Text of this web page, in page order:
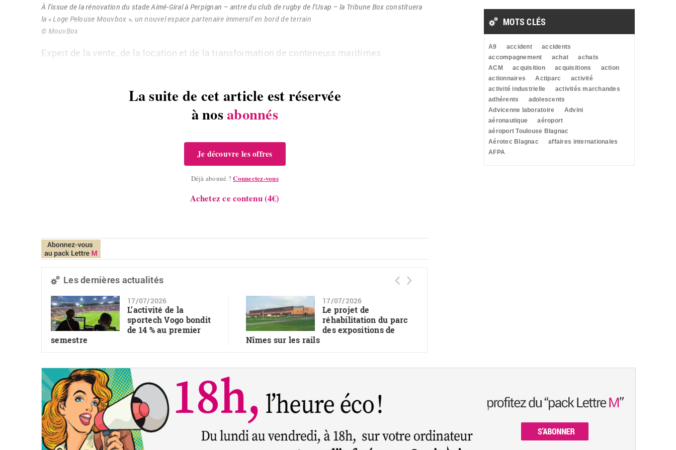
À l’is­sue de la ré­no­va­tion du stade Aimé-Gi­ral à Per­pi­gnan – antre du club de rugby de l’Usap – la Tri­bune Box consti­tuera
la « Loge Pe­louse Mouv­box », un nou­vel es­pace par­te­naire im­mer­sif en bord de ter­rain
© Mouv­Box
Ex­pert de la vente, de la lo­ca­tion et de la trans­for­ma­tion de conte­neurs ma­ri­times
La suite de cet article est réservée
à nosabonnés
Je découvre les offres
Déjà abonné ?Connectez-vous
Achetez ce contenu (4€)
Les dernières actualités
17/07/2026
L’activité de la
sportech Vogo bondit
de 14 % au premier
semestre
17/07/2026
Le projet de
réhabilitation du parc
des expositions de
Nîmes sur les rails
MOTS CLÉS
A9 accident
accidents
accompagnement
achat
achats
ACM
acquisition acquisitions
action
actionnaires
Actiparc
activité
activité industrielle
activités marchandes
adhérents
adolescents
Advicenne laboratoire
Advini
aéronautique
aéroport
aéroport Toulouse Blagnac
Aérotec Blagnac
affaires internationales
AFPA